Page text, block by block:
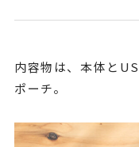
内容物は、本体と
ポーチ。